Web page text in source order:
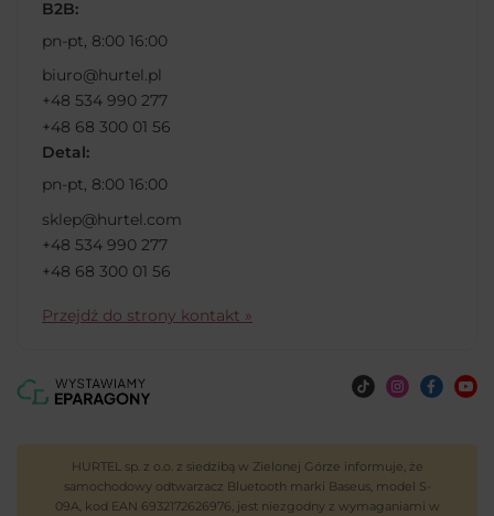
B2B:
pn-pt, 8:00 16:00
biuro@hurtel.pl
+48 534 990 277
+48 68 300 01 56
Detal:
pn-pt, 8:00 16:00
sklep@hurtel.com
+48 534 990 277
+48 68 300 01 56
Przejdź do strony kontakt »
HURTEL sp. z o.o. z siedzibą w Zielonej Górze informuje, że
samochodowy odtwarzacz Bluetooth marki Baseus, model S-
09A, kod EAN 6932172626976, jest niezgodny z wymaganiami w